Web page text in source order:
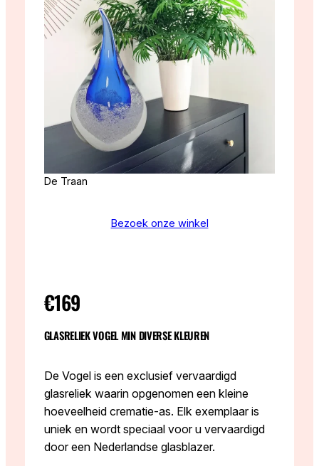
De Traan
Bezoek onze winkel
€169
GLASRELIEK VOGEL MIN DIVERSE KLEUREN
De Vogel is een exclusief vervaardigd
glasreliek waarin opgenomen een kleine
hoeveelheid crematie-as. Elk exemplaar is
uniek en wordt speciaal voor u vervaardigd
door een Nederlandse glasblazer.